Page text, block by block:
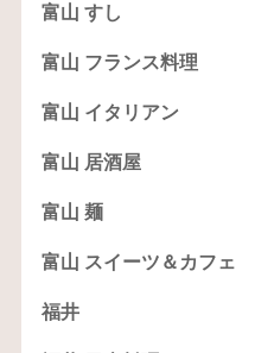
富山 すし
富山 フランス料理
富山 イタリアン
富山 居酒屋
富山 麺
富山 スイーツ＆カフェ
福井